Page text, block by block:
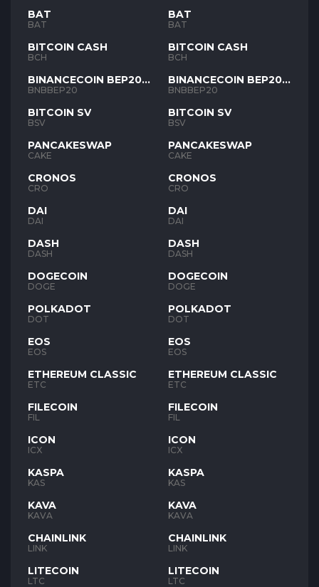
BAT
BAT
BITCOIN CASH
BCH
BINANCECOIN BEP20
BNB
BNBBEP20
BITCOIN SV
BSV
PANCAKESWAP
CAKE
CRONOS
CRO
DAI
DAI
DASH
DASH
DOGECOIN
DOGE
POLKADOT
DOT
EOS
EOS
ETHEREUM CLASSIC
ETC
FILECOIN
FIL
ICON
ICX
KASPA
KAS
KAVA
KAVA
CHAINLINK
LINK
LITECOIN
LTC
BAT
BAT
BITCOIN CASH
BCH
BINANCECOIN BEP20
BNB
BNBBEP20
BITCOIN SV
BSV
PANCAKESWAP
CAKE
CRONOS
CRO
DAI
DAI
DASH
DASH
DOGECOIN
DOGE
POLKADOT
DOT
EOS
EOS
ETHEREUM CLASSIC
ETC
FILECOIN
FIL
ICON
ICX
KASPA
KAS
KAVA
KAVA
CHAINLINK
LINK
LITECOIN
LTC